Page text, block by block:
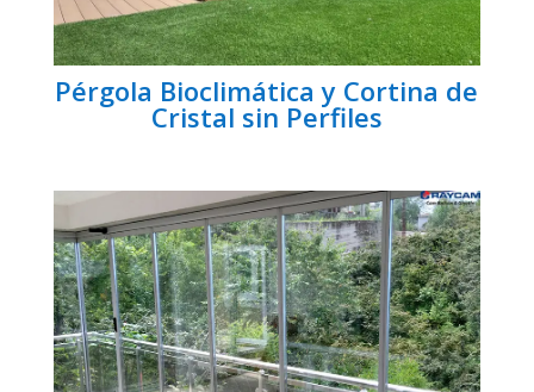
Pérgola Bioclimática y Cortina de
Cristal sin Perfiles